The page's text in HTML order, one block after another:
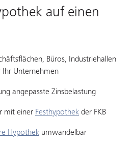
auf einen
Büros, Industriehallen
Unternehmen
angepasste Zinsbelastung
mit einer Festhypothek der FKB
Hypothek umwandelbar